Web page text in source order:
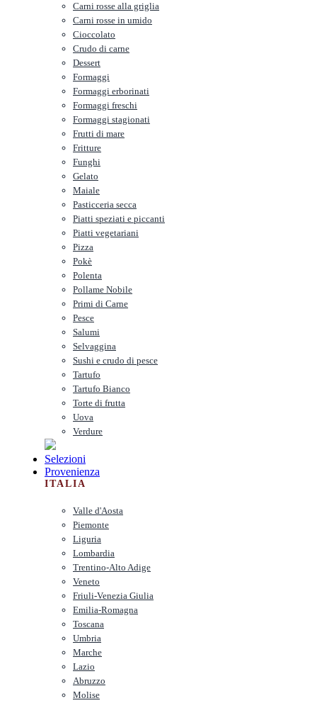
Carni rosse alla griglia
Carni rosse in umido
Cioccolato
Crudo di carne
Dessert
Formaggi
Formaggi erborinati
Formaggi freschi
Formaggi stagionati
Frutti di mare
Fritture
Funghi
Gelato
Maiale
Pasticceria secca
Piatti speziati e piccanti
Piatti vegetariani
Pizza
Pokè
Polenta
Pollame Nobile
Primi di Carne
Pesce
Salumi
Selvaggina
Sushi e crudo di pesce
Tartufo
Tartufo Bianco
Torte di frutta
Uova
Verdure
Selezioni
Provenienza
ITALIA
Valle d'Aosta
Piemonte
Liguria
Lombardia
Trentino-Alto Adige
Veneto
Friuli-Venezia Giulia
Emilia-Romagna
Toscana
Umbria
Marche
Lazio
Abruzzo
Molise